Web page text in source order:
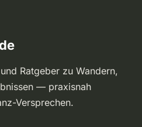
Ratgeber zu Wandern,
— praxisnah
Versprechen.